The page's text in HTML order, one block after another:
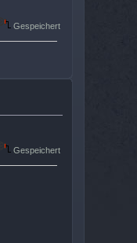
Gespeichert
Gespeichert